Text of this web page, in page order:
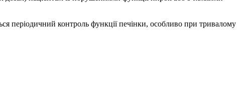
періодичний контроль функції печінки, особливо при тривалому